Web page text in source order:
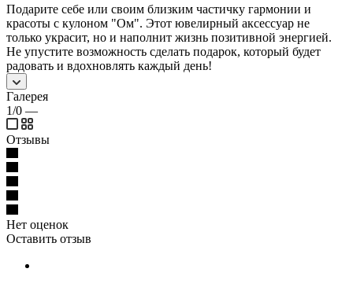
Подарите себе или своим близким частичку гармонии и
красоты с кулоном "Ом". Этот ювелирный аксессуар не
только украсит, но и наполнит жизнь позитивной энергией.
Не упустите возможность сделать подарок, который будет
радовать и вдохновлять каждый день!
Галерея
1/0 —
Отзывы
Нет оценок
Оставить отзыв